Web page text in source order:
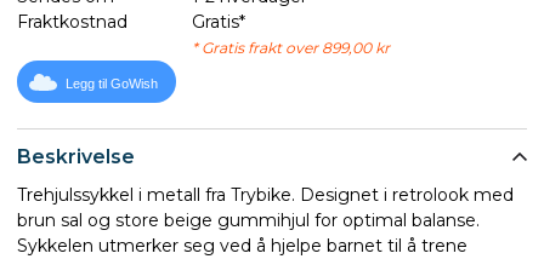
Beskrivelse
Trehjulssykkel i metall fra Trybike. Designet i retrolook med
brun sal og store beige gummihjul for optimal balanse.
Sykkelen utmerker seg ved å hjelpe barnet til å trene
Fraktkostnad
Gratis*
* Gratis frakt over 899,00 kr
Legg til GoWish